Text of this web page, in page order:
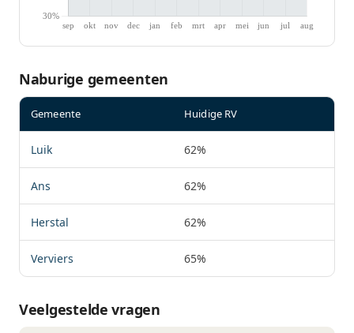
Naburige gemeenten
Gemeente Huidige RV
Luik 62%
Ans 62%
Herstal 62%
Verviers 65%
Veelgestelde vragen